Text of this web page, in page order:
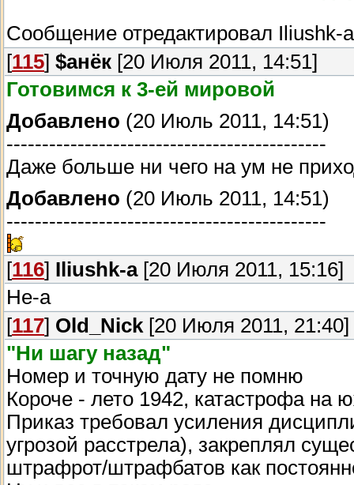
Сообщение отредактировал Iliushk-a
[115] $анёк [20 Июля 2011, 14:51]
Готовимся к 3-ей мировой
Добавлено (20 Июль 2011, 14:51)
---------------------------------------------
Даже больше ни чего на ум не
Добавлено (20 Июль 2011, 14:51)
---------------------------------------------
[116] Iliushk-a[20 Июля 2011, 15:16]
Не-а
[117] Old_Nick [20 Июля 2011, 21:40]
"Ни шагу назад"
Номер и точную дату не помню
Короче - лето 1942, катастрофа на
Приказ требовал усиления
угрозой расстрела), закреплял
штрафрот/штрафбатов как